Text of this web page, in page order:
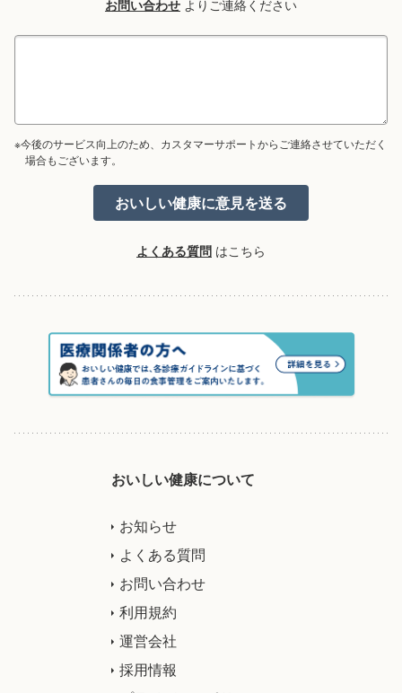
お問い合わせ よりご連絡ください
※今後のサービス向上のため、カスタマーサポートからご連絡させていただく
場合もございます。
よくある質問 はこちら
おいしい健康について
お知らせ
よくある質問
お問い合わせ
利用規約
運営会社
採用情報